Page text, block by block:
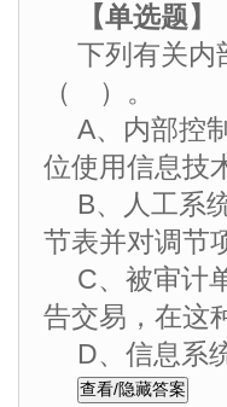
【单选题】
下列有关内
（ ）。
A、内部控
位使用信息技
B、人工系
节表并对调节
C、被审计
告交易，在这
D、信息系